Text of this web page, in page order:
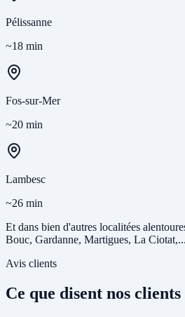
Pélissanne
~18 min
Fos-sur-Mer
~20 min
Lambesc
~26 min
Et dans bien d'autres localitées
Bouc, Gardanne, Martigues, La Ciotat,...
Avis clients
Ce que disent nos